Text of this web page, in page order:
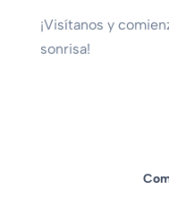
¡Visítanos y
sonrisa!